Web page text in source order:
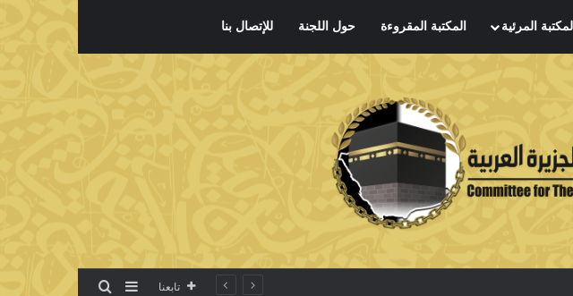
المكتبة المرئية المكتبة المقروءة حول اللجنة للإتصال بنا
تابعنا إضافة عمود جانبي
بحث عن